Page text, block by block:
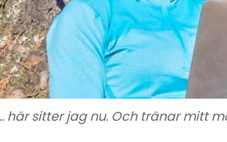
här sitter jag nu. Och tränar mitt